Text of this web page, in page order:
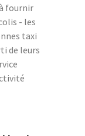
à fournir
- les
taxi
de leurs